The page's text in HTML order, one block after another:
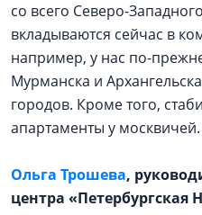
со всего Северо-
вкладываются сейчас в
например, у нас по-
Мурманска и
городов. Кроме того,
апартаменты у москвичей.
Ольга Трошева,
центра «Петербургская